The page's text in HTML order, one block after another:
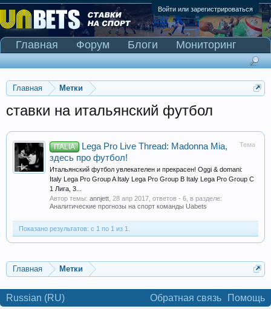
Войти или зарегистрироваться
Главная Метки
ставки на итальянский футбол
Тема
ITALIA
Lega Pro Live Thread: Madonna Mia,
здесь про футбол!
Итальянский футбол увлекателен и прекрасен! Oggi & domani:
Italy Lega Pro Group A Italy Lega Pro Group B Italy Lega Pro Group C
1 Лига, 3...
Автор темы: annjett 28 апр 2017 , ответов - 6, в разделе:
Аналитические прогнозы на спорт команды Uabets
Показано результатов: с 1 по 1 из 1.
Главная Метки
Главная Форум Блоги
Мониторинг
Сканер Pinnacle
Russian (RU) Обратная связь Помощь